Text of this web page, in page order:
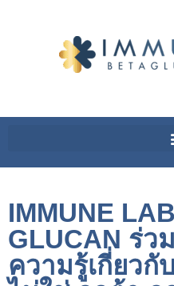
IMMUNE
GLUCAN ร่ว
ความรู้เกี่ยวกั